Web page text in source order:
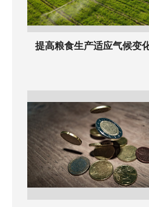
提高粮食生产适应气候变